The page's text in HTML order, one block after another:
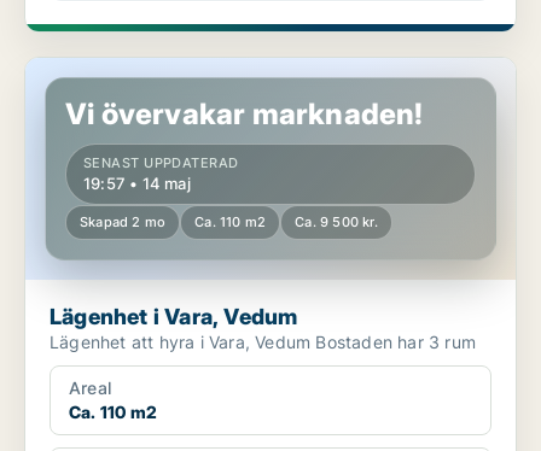
Lägenhet i Vara, Vedum
Vi övervakar marknaden!
SENAST UPPDATERAD
19:57 • 14 maj
Skapad 2 mo Ca. 110 m2 Ca. 9 500 kr.
Lägenhet i Vara, Vedum
Lägenhet att hyra i Vara, Vedum Bostaden har 3 rum
Areal
Ca. 110 m2